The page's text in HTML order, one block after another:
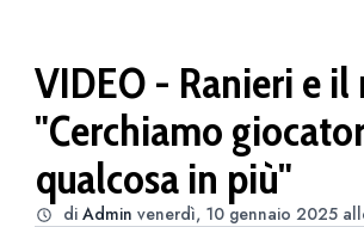
VIDEO - Ranieri e
"Cerchiamo
qualcosa in più"
di Admin venerdì, 10 gennaio 2025